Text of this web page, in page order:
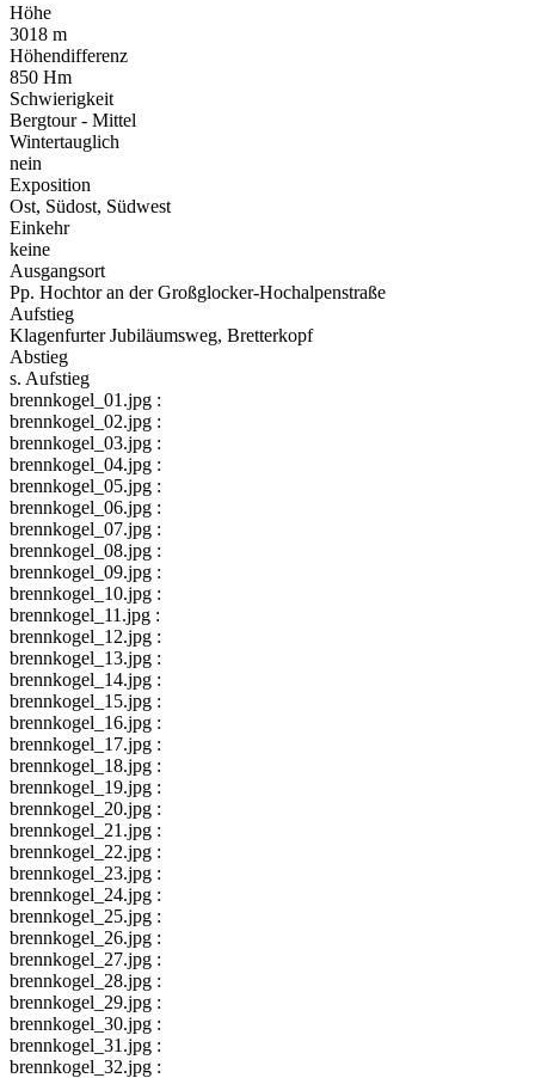
Höhe
3018 m
Höhendifferenz
850 Hm
Schwierigkeit
Bergtour - Mittel
Wintertauglich
nein
Exposition
Ost, Südost, Südwest
Einkehr
keine
Ausgangsort
Pp. Hochtor an der Großglocker-Hochalpenstraße
Aufstieg
Klagenfurter Jubiläumsweg, Bretterkopf
Abstieg
s. Aufstieg
brennkogel_01.jpg :
brennkogel_02.jpg :
brennkogel_03.jpg :
brennkogel_04.jpg :
brennkogel_05.jpg :
brennkogel_06.jpg :
brennkogel_07.jpg :
brennkogel_08.jpg :
brennkogel_09.jpg :
brennkogel_10.jpg :
brennkogel_11.jpg :
brennkogel_12.jpg :
brennkogel_13.jpg :
brennkogel_14.jpg :
brennkogel_15.jpg :
brennkogel_16.jpg :
brennkogel_17.jpg :
brennkogel_18.jpg :
brennkogel_19.jpg :
brennkogel_20.jpg :
brennkogel_21.jpg :
brennkogel_22.jpg :
brennkogel_23.jpg :
brennkogel_24.jpg :
brennkogel_25.jpg :
brennkogel_26.jpg :
brennkogel_27.jpg :
brennkogel_28.jpg :
brennkogel_29.jpg :
brennkogel_30.jpg :
brennkogel_31.jpg :
brennkogel_32.jpg :